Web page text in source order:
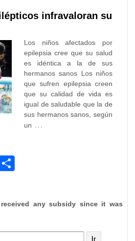
infravaloran su
Los niños afectados por
epilepsia cree que su salud
es idéntica a la de sus
hermanos sanos Los niños
que sufren epilepsia creen
que su calidad de vida es
igual de saludable que la de
sus hermanos sanos, según
un …
Email
any subsidy since it was